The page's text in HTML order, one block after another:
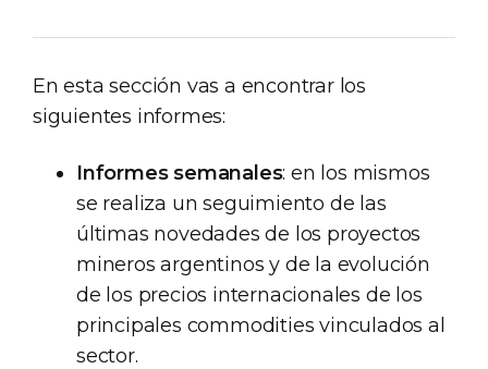
En esta sección vas a encontrar los
siguientes informes:
Informes semanales: en los mismos
se realiza un seguimiento de las
últimas novedades de los proyectos
mineros argentinos y de la evolución
de los precios internacionales de los
principales commodities vinculados al
sector.